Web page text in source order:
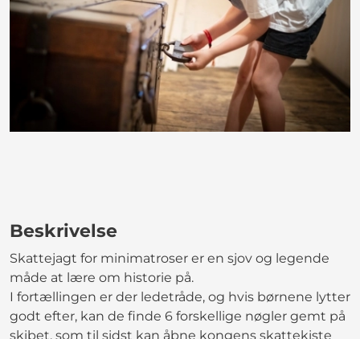
Beskrivelse
Skattejagt for minimatroser er en sjov og legende
måde at lære om historie på.
I fortællingen er der ledetråde, og hvis børnene lytter
godt efter, kan de finde 6 forskellige nøgler gemt på
skibet, som til sidst kan åbne kongens skattekiste